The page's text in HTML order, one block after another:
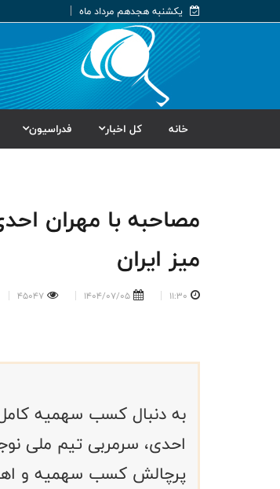
یکشنبه هجدهم مرداد ماه
خانه کل اخبار فدراسیون
مصاحبه با مهران
میز ایران
11:30
1404/07/05
45047
احدی، سرمربی تیم ملی
پرچالش کسب سهمیه و